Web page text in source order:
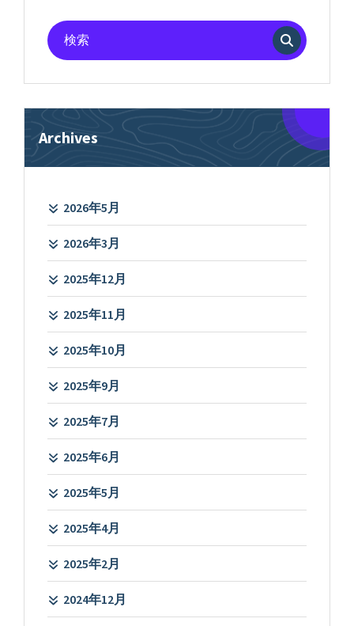
検
索
象:
Archives
2026年5月
2026年3月
2025年12月
2025年11月
2025年10月
2025年9月
2025年7月
2025年6月
2025年5月
2025年4月
2025年2月
2024年12月